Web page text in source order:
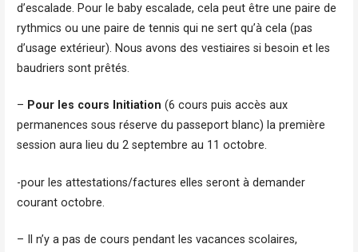
d’escalade. Pour le baby escalade, cela peut être une paire de
rythmics ou une paire de tennis qui ne sert qu’à cela (pas
d’usage extérieur). Nous avons des vestiaires si besoin et les
baudriers sont prêtés.
– Pour les cours Initiation (6 cours puis accès aux
permanences sous réserve du passeport blanc) la première
session aura lieu du 2 septembre au 11 octobre.
-pour les attestations/factures elles seront à demander
courant octobre.
– Il n’y a pas de cours pendant les vacances scolaires,